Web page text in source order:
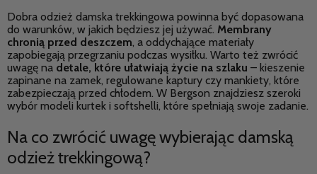
Dobra odzież damska trekkingowa powinna być dopasowana
do warunków, w jakich będziesz jej używać. Membrany
chronią przed deszczem, a oddychające materiały
zapobiegają przegrzaniu podczas wysiłku. Warto też zwrócić
uwagę na detale, które ułatwiają życie na szlaku – kieszenie
zapinane na zamek, regulowane kaptury czy mankiety, które
zabezpieczają przed chłodem. W Bergson znajdziesz szeroki
wybór modeli kurtek i softshelli, które spełniają swoje zadanie.
Na co zwrócić uwagę wybierając damską
odzież trekkingową?